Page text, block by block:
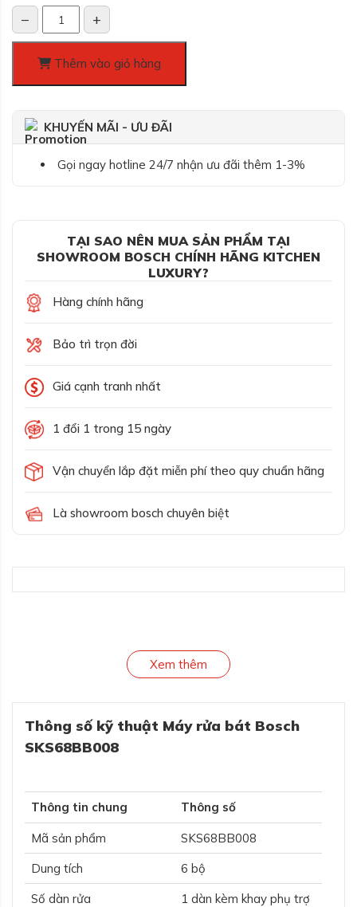
là:
15.500.000 ₫.
tại
là:
14.900.000 ₫.
Máy
rửa
lượng
− +
Thêm vào giỏ hàng
KHUYẾN MÃI - ƯU ĐÃI
Gọi ngay hotline 24/7 nhận ưu đãi thêm 1-3%
TẠI SAO NÊN MUA SẢN PHẨM TẠI
SHOWROOM BOSCH CHÍNH HÃNG KITCHEN
LUXURY?
Hàng chính hãng
Bảo trì trọn đời
Giá cạnh tranh nhất
1 đổi 1 trong 15 ngày
Vận chuyển lắp đặt miễn phí theo quy chuẩn hãng
Là showroom bosch chuyên biệt
Xem thêm
Thông số kỹ thuật Máy rửa bát Bosch
SKS68BB008
Thông tin chung Thông số
Mã sản phẩm
SKS68BB008
Dung tích
6 bộ
Số dàn rửa
1 dàn kèm khay phụ trợ